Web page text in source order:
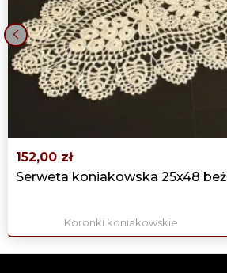
152,00 zł
Serweta koniakowska 25x48 beż
Koronki koniakowskie
‹